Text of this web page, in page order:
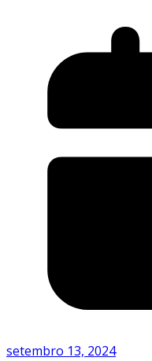
setembro 13, 2024